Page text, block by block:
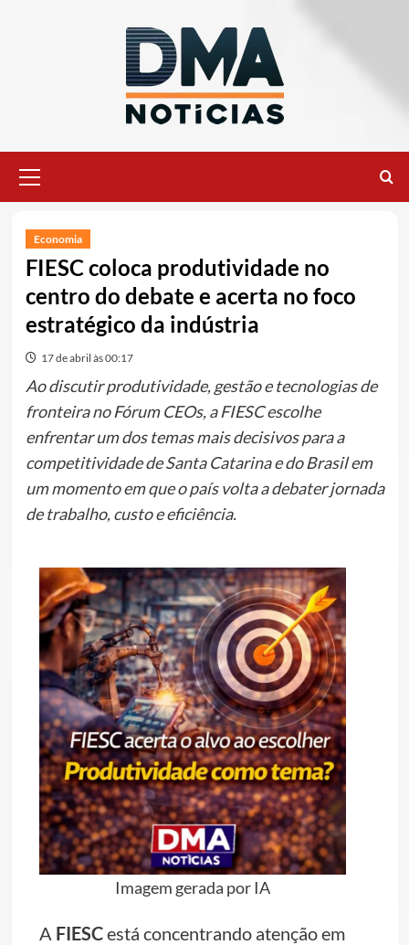
principal
Economia
FIESC coloca produtividade no
centro do debate e acerta no foco
estratégico da indústria
17 de abril às 00:17
Ao discutir produtividade, gestão e tecnologias de
fronteira no Fórum CEOs, a FIESC escolhe
enfrentar um dos temas mais decisivos para a
competitividade de Santa Catarina e do Brasil em
um momento em que o país volta a debater jornada
de trabalho, custo e eficiência.
Imagem gerada por IA
A FIESCestá concentrando atenção em